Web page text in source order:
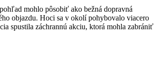
mohlo pôsobiť ako bežná dopravná
objazdu. Hoci sa v okolí pohybovalo viacero
spustila záchrannú akciu, ktorá mohla zabrániť